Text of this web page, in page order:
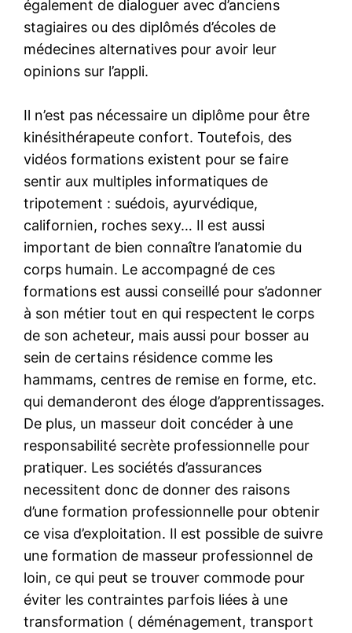
également de dialoguer avec d’anciens
stagiaires ou des diplômés d’écoles de
médecines alternatives pour avoir leur
opinions sur l’appli.
Il n’est pas nécessaire un diplôme pour être
kinésithérapeute confort. Toutefois, des
vidéos formations existent pour se faire
sentir aux multiples informatiques de
tripotement : suédois, ayurvédique,
californien, roches sexy… Il est aussi
important de bien connaître l’anatomie du
corps humain. Le accompagné de ces
formations est aussi conseillé pour s’adonner
à son métier tout en qui respectent le corps
de son acheteur, mais aussi pour bosser au
sein de certains résidence comme les
hammams, centres de remise en forme, etc.
qui demanderont des éloge d’apprentissages.
De plus, un masseur doit concéder à une
responsabilité secrète professionnelle pour
pratiquer. Les sociétés d’assurances
necessitent donc de donner des raisons
d’une formation professionnelle pour obtenir
ce visa d’exploitation. Il est possible de suivre
une formation de masseur professionnel de
loin, ce qui peut se trouver commode pour
éviter les contraintes parfois liées à une
transformation ( déménagement, transport